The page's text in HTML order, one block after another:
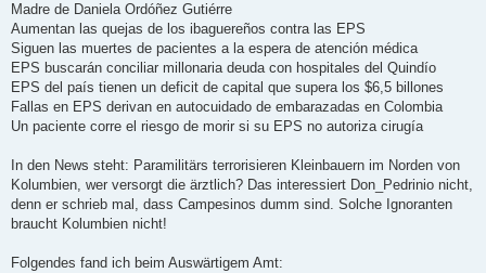
Madre de Daniela Ordóñez Gutiérre
Aumentan las quejas de los ibaguereños contra las EPS
Siguen las muertes de pacientes a la espera de atención médica
EPS buscarán conciliar millonaria deuda con hospitales del Quindío
EPS del país tienen un deficit de capital que supera los $6,5 billones
Fallas en EPS derivan en autocuidado de embarazadas en Colombia
Un paciente corre el riesgo de morir si su EPS no autoriza cirugía
In den News steht: Paramilitärs terrorisieren Kleinbauern im Norden von
Kolumbien, wer versorgt die ärztlich? Das interessiert Don_Pedrinio nicht,
denn er schrieb mal, dass Campesinos dumm sind. Solche Ignoranten
braucht Kolumbien nicht!
Folgendes fand ich beim Auswärtigem Amt: